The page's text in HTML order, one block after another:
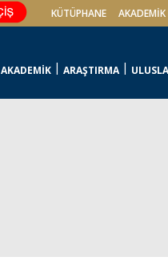
KÜTÜPHANE
AKADEMİK ARAŞTIRMA